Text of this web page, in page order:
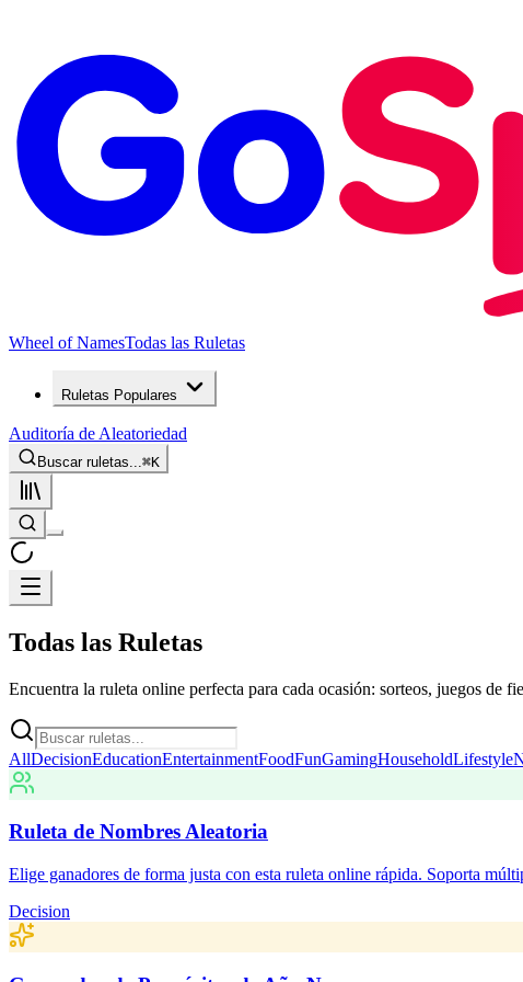
Wheel of NamesTodas las Ruletas
Ruletas Populares
Auditoría de Aleatoriedad
Buscar ruletas... ⌘K
Todas las Ruletas
Encuentra la ruleta online perfecta para cada ocasión: sorteos, juegos de
AllDecisionEducationEntertainmentFoodFunGamingHouseholdLifestyle
Ruleta de Nombres Aleatoria
Elige ganadores de forma justa con esta ruleta online rápida. Soporta
Decision